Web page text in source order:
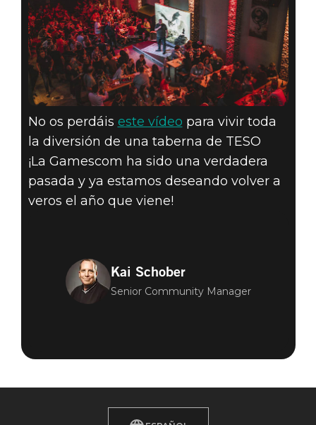
No os perdáis este vídeo para vivir toda
la diversión de una taberna de TESO
¡La Gamescom ha sido una verdadera
pasada y ya estamos deseando volver a
veros el año que viene!
Kai Schober
Senior Community Manager